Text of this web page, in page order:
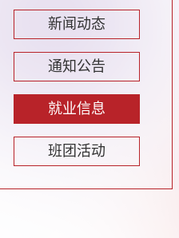
新闻动态
通知公告
就业信息
班团活动